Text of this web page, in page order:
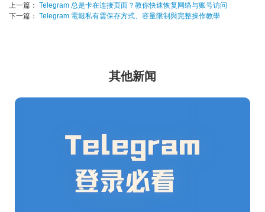
上一篇： Telegram 总是卡在连接页面？教你快速恢复网络与账号访问
下一篇： Telegram 電報私有雲保存方式、容量限制與完整操作教學
其他新闻